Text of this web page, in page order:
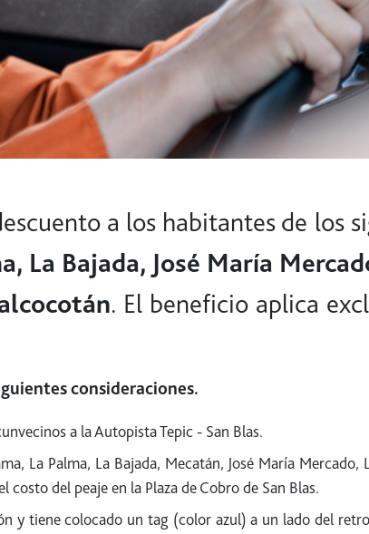
a los habitantes de los
La Bajada, José María
. El beneficio aplica
consideraciones.
a la Autopista Tepic - San Blas.
La Palma, La Bajada, Mecatán, José María Mercado,
del peaje en la Plaza de Cobro de San Blas.
y tiene colocado un tag (color azul) a un lado del